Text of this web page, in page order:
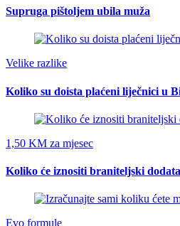
Supruga pištoljem ubila muža
Velike razlike
Koliko su doista plaćeni liječnici u
1,50 KM za mjesec
Koliko će iznositi braniteljski
Evo formule